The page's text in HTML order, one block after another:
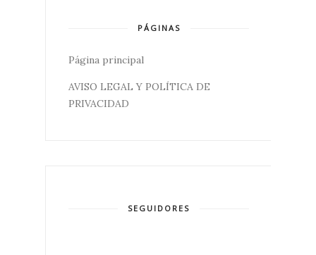
PÁGINAS
Página principal
AVISO LEGAL Y POLÍTICA DE
PRIVACIDAD
SEGUIDORES